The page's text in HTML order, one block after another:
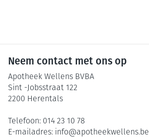
Neem contact met ons op
Apotheek Wellens BVBA
Sint -Jobsstraat 122
2200 Herentals
Telefoon: 014 23 10 78
E-mailadres: info@apotheekwellens.be